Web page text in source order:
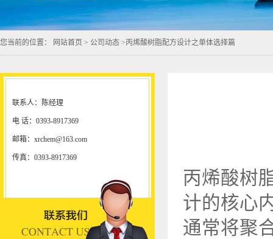
您当前的位置： 网站首页 > 公司动态 >丙烯酸树脂配方设计之单体选择篇
联系人：陈经理
电 话：0393-8917369
邮箱：xrchem@163.com
传真：0393-8917369
丙烯酸树
计的核心
通常将聚